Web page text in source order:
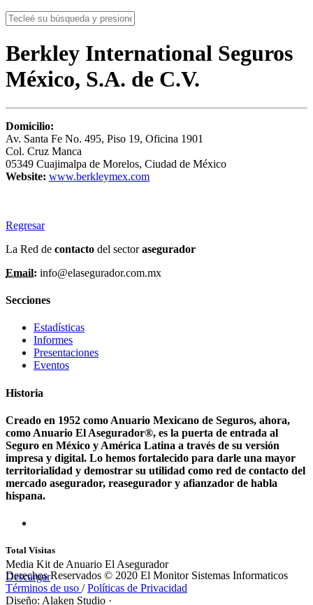
Berkley International Seguros
México, S.A. de C.V.
Domicilio:
Av. Santa Fe No. 495, Piso 19, Oficina 1901
Col. Cruz Manca
05349 Cuajimalpa de Morelos, Ciudad de México
Website: www.berkleymex.com
Regresar
La Red de contacto del sectorasegurador
Email: info@elasegurador.com.mx
Secciones
Estadísticas
Informes
Presentaciones
Eventos
Historia
Creado en 1952 como Anuario Mexicano de Seguros, ahora,
como Anuario El Asegurador®, es la puerta de entrada al
Seguro en México y América Latina a través de su versión
impresa y digital. Lo hemos fortalecido para darle una mayor
territorialidad y demostrar su utilidad como red de contacto del
mercado asegurador, reasegurador y afianzador de habla
hispana.
Total Visitas
Media Kit de Anuario El Asegurador
Descargar
Derechos Reservados © 2020 El Monitor Sistemas Informaticos
Términos de uso /Políticas de Privacidad
Diseño: Alaken Studio ·